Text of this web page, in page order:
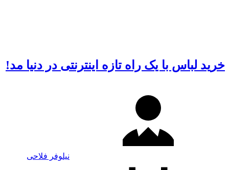
خرید لباس با یک راه تازه اینترنتی در دنیا مد!
نیلوفر فلاحی